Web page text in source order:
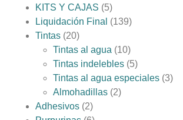
KITS Y CAJAS
5
Liquidación Final
139
Tintas 20
Tintas al agua
10
Tintas indelebles 5
Tintas al agua especiales 3
Almohadillas 2
Adhesivos 2